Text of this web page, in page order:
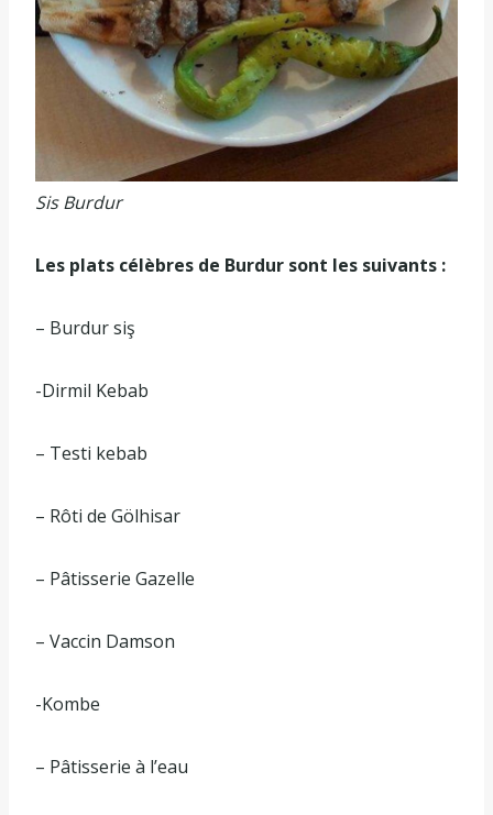
Sis Burdur
Les plats célèbres de Burdur sont les suivants :
– Burdur siş
-Dirmil Kebab
– Testi kebab
– Rôti de Gölhisar
– Pâtisserie Gazelle
– Vaccin Damson
-Kombe
– Pâtisserie à l’eau